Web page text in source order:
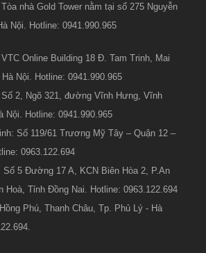
nhà Gold Tower nằm tại số 275 Nguyễn
Nội. Hotline: 0941.990.965
Online Building 18 Đ. Tam Trinh, Mai
Nội. Hotline: 0941.990.965
Số 2, Ngõ 321, đường Vĩnh Hưng, Vĩnh
Nội. Hotline: 0941.990.965
Số 119/61 Trương Mỹ Tây – Quận 12 –
0963.122.694
Số 5 Đường 17 A, KCN Biên Hòa 2, P.An
Hoà, Tỉnh Đồng Nai. Hotline: 0963.122.694
Phú, Thanh Châu, Tp. Phủ Lý - Hà